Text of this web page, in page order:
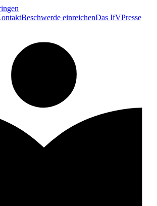
Beschwerde einreichenDas IfVPresse